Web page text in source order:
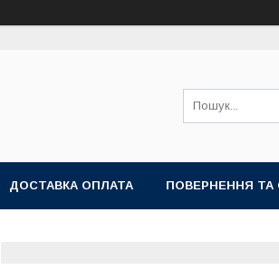
ДОСТАВКА ОПЛАТА ПОВЕРНЕННЯ ТА